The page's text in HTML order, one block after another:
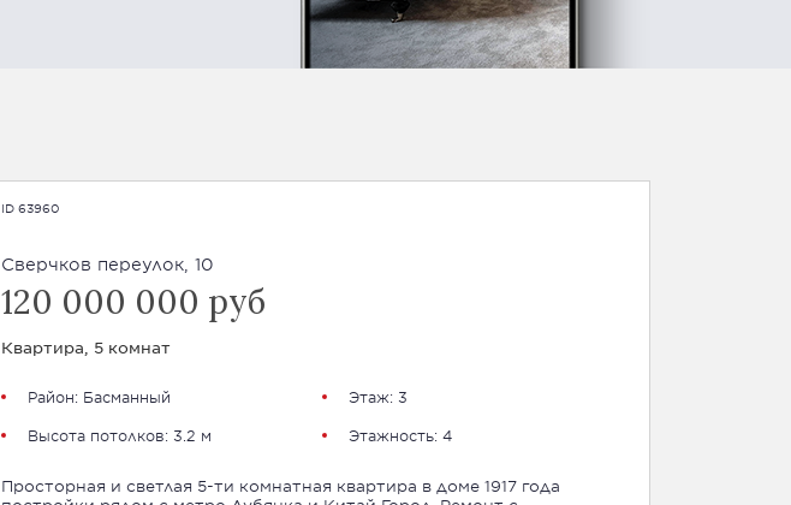
ID 63960
Сверчков переулок, 10
120 000 000 руб
Квартира, 5 комнат
Район: Басманный
Этаж: 3
Высота потолков: 3.2 м
Этажность: 4
Просторная и светлая 5-ти комнатная квартира в доме 1917 года